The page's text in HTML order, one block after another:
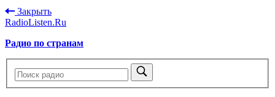
Закрыть
RadioListen.Ru
Радио по странам